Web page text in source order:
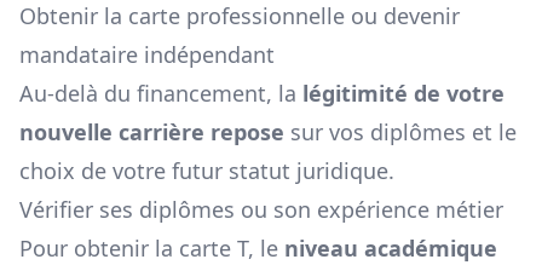
Obtenir la carte professionnelle ou devenir
mandataire indépendant
Au-delà du financement, la légitimité de votre
nouvelle carrière repose sur vos diplômes et le
choix de votre futur statut juridique.
Vérifier ses diplômes ou son expérience métier
Pour obtenir la carte T, le niveau académique